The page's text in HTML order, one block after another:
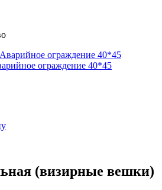
ограждение 40*45
(визирные вешки)